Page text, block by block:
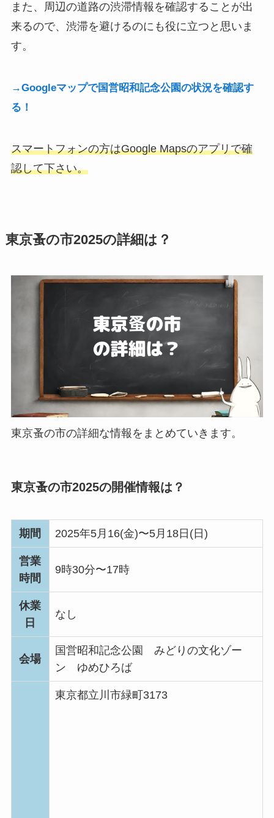
また、周辺の道路の渋滞情報を確認することが出
来るので、渋滞を避けるのにも役に立つと思いま
す。
→Googleマップで国営昭和記念公園の状況を確認す
る！
スマートフォンの方はGoogle Mapsのアプリで確
認して下さい。
東京蚤の市2025の詳細は？
東京蚤の市の詳細な情報をまとめていきます。
東京蚤の市2025の開催情報は？
期間 2025年5月16(金)〜5月18日(日)
営業
時間
9時30分〜17時
休業
日
なし
会場
国営昭和記念公園 みどりの文化ゾー
ン ゆめひろば
東京都立川市緑町3173